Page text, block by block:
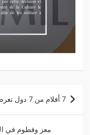
7 أفلام من 7 دول تعرض في تظاهرة فيمينا سيني فاست
معز وفطوم في